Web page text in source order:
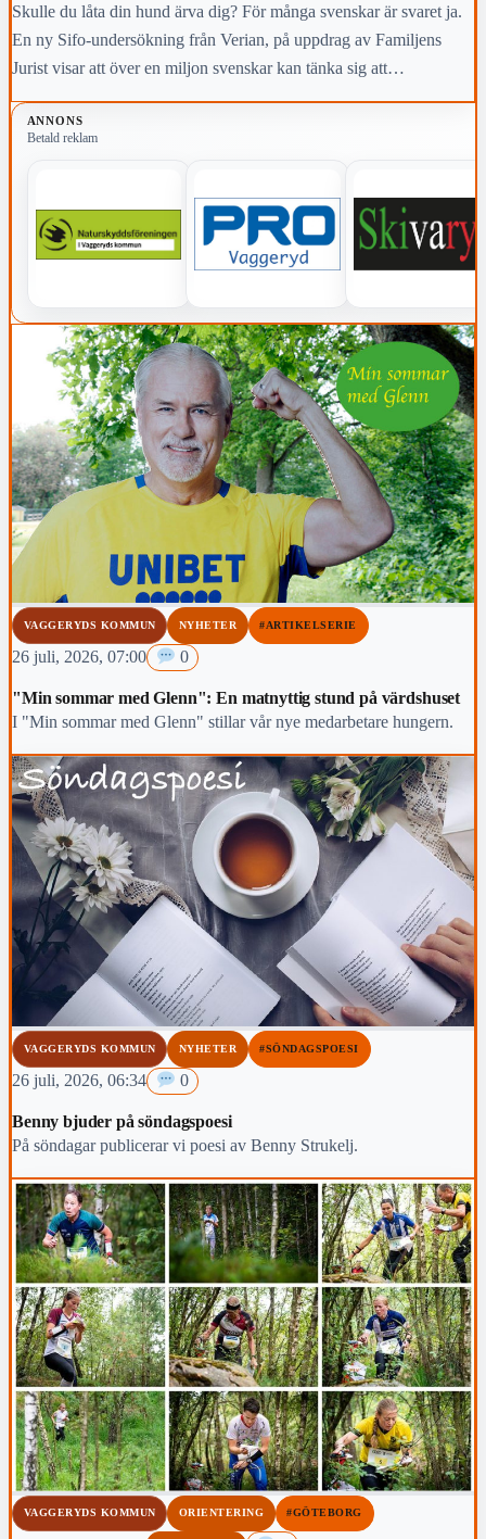
Skulle du låta din hund ärva dig? För många svenskar är svaret ja.
En ny Sifo-undersökning från Verian, på uppdrag av Familjens
Jurist visar att över en miljon svenskar kan tänka sig att
testamentera pengar eller tillgångar till ett husdjur.
ANNONS
Betald reklam
VAGGERYDS KOMMUN NYHETER #ARTIKELSERIE
26 juli, 2026, 07:00 0
"Min sommar med Glenn": En matnyttig stund på värdshuset
I "Min sommar med Glenn" stillar vår nye medarbetare hungern.
VAGGERYDS KOMMUN NYHETER #SÖNDAGSPOESI
26 juli, 2026, 06:34 0
Benny bjuder på söndagspoesi
På söndagar publicerar vi poesi av Benny Strukelj.
VAGGERYDS KOMMUN ORIENTERING #GÖTEBORG